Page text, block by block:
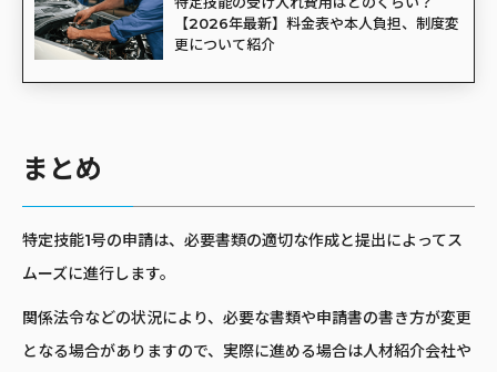
【2026年最新】料金表や本人負担、制度変
更について紹介
まとめ
特定技能1号の申請は、必要書類の適切な作成と提出によってス
ムーズに進行します。
関係法令などの状況により、必要な書類や申請書の書き方が変更
となる場合がありますので、実際に進める場合は人材紹介会社や